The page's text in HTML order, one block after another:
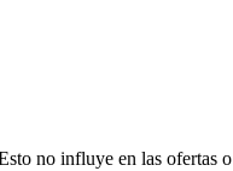
no influye en las ofertas